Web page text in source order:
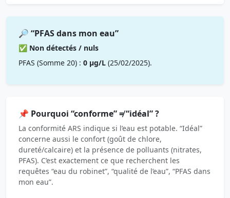
🔎 “PFAS dans mon eau”
✅ Non détectés / nuls
PFAS (Somme 20) : 0 µg/L (25/02/2025).
📌 Pourquoi “conforme” ≠ “idéal” ?
La conformité ARS indique si l’eau est potable. “Idéal”
concerne aussi le confort (goût de chlore,
dureté/calcaire) et la présence de polluants (nitrates,
PFAS). C’est exactement ce que recherchent les
requêtes “eau du robinet”, “qualité de l’eau”, “PFAS dans
mon eau”.